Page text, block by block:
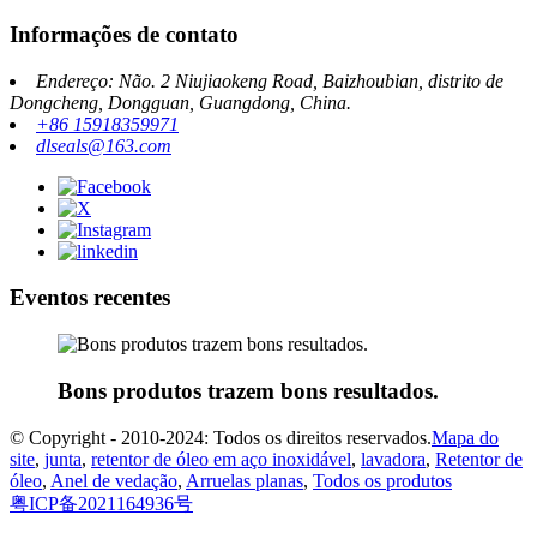
Informações de contato
Endereço: Não. 2 Niujiaokeng Road, Baizhoubian, distrito de
Dongcheng, Dongguan, Guangdong, China.
+86 15918359971
dlseals@163.com
Eventos recentes
Bons produtos trazem bons resultados.
© Copyright - 2010-2024: Todos os direitos reservados.Mapa do
site, junta, retentor de óleo em aço inoxidável, lavadora, Retentor de
óleo, Anel de vedação, Arruelas planas, Todos os produtos
粤ICP备2021164936号